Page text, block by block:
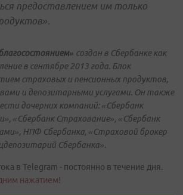
предоставлением им только
создан в Сбербанке как
в сентябре 2013 года. Блок
страховых и пенсионных продуктов,
и депозитарными услугами. Он также
дочерних компаний: «Сбербанк
«Сбербанк Страхование», «Сбербанк
НПФ Сбербанка, «Страховой брокер
Сбербанка».
в Telegram - постоянно в течение дня.
нажатием!